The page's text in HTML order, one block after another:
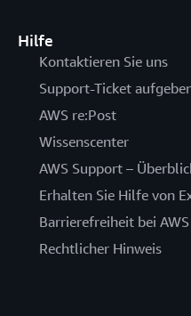
Hilfe
Kontaktieren Sie uns
Support-Ticket
AWS re:Post
Wissenscenter
AWS Support –
Erhalten Sie Hilfe von
Barrierefreiheit bei AWS
Rechtlicher Hinweis